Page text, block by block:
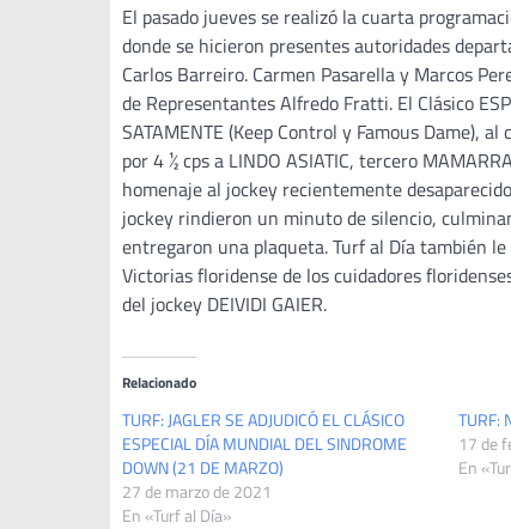
El pasado jueves se realizó la cuarta
donde se hicieron presentes autoridades
Carlos Barreiro. Carmen Pasarella y Marcos
de Representantes Alfredo Fratti. El Clásico
SATAMENTE (Keep Control y Famous Dame),
por 4 ½ cps a LINDO ASIATIC, tercero
homenaje al jockey recientemente
jockey rindieron un minuto de silencio,
entregaron una plaqueta. Turf al Día también
Victorias floridense de los cuidadores
del jockey DEIVIDI GAIER.
Relacionado
TURF: JAGLER SE ADJUDICÓ EL CLÁSICO
ESPECIAL DÍA MUNDIAL DEL SINDROME
DOWN (21 DE MARZO)
27 de marzo de 2021
En «Turf al Día»
TURF:
17 de
En